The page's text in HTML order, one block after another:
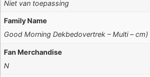
Niet van toepassing
Family Name
Good Morning Dekbedovertrek – Multi – cm)
Fan Merchandise
N